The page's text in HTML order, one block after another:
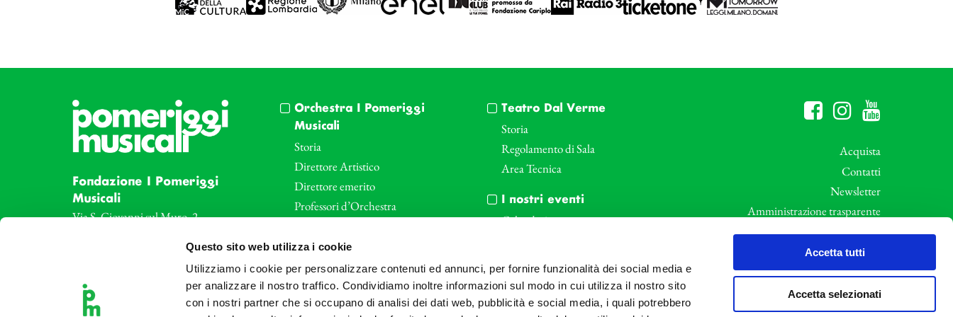
Questo sito web utilizza i cookie
Utilizziamo i cookie per personalizzare contenuti ed annunci, per fornire funzionalità dei social media e
per analizzare il nostro traffico. Condividiamo inoltre informazioni sul modo in cui utilizza il nostro sito
con i nostri partner che si occupano di analisi dei dati web, pubblicità e social media, i quali potrebbero
Accetta tutti
Accetta selezionati
Fondazione I Pomeriggi
Musicali
Via S. Giovanni sul Muro, 2
Tel: +39 02 87905
Orchestra I Pomeriggi
Musicali
Storia
Direttore Artistico
Direttore emerito
Professori d’Orchestra
Le sale
Art Bonus
Teatro Dal Verme
Storia
Regolamento di Sala
Area Tecnica
I nostri eventi
Calendario
Biglietteria
Archivio Fotografico
Acquista
Contatti
Newsletter
Amministrazione trasparente
Whistleblowing
Privacy e Cookie Policy
Informative Privacy
Area riservata
Credits